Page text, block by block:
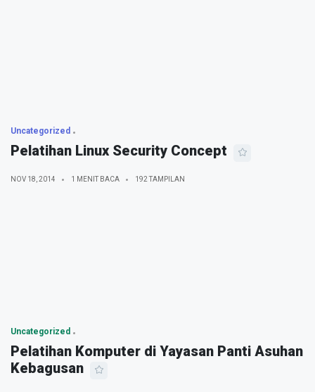
Uncategorized
Pelatihan Linux Security Concept
NOV 18, 2014 1 MENIT BACA 192 TAMPILAN
Uncategorized
Pelatihan Komputer di Yayasan Panti Asuhan
Kebagusan